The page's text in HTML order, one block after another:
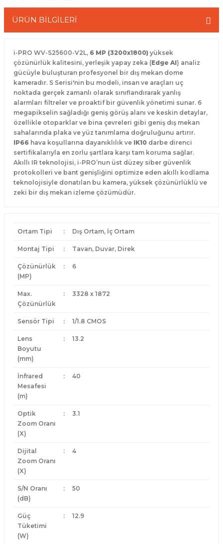
ÜRÜN BİLGİLERİ
i-PRO WV-S25600-V2L, 6 MP (3200x1800) yüksek
çözünürlük kalitesini, yerleşik yapay zeka (Edge AI) analiz
gücüyle buluşturan profesyonel bir dış mekan dome
kameradır. S Serisi'nin bu modeli, insan ve araçları uç
noktada gerçek zamanlı olarak sınıflandırarak yanlış
alarmları filtreler ve proaktif bir güvenlik yönetimi sunar. 6
megapikselin sağladığı geniş görüş alanı ve keskin detaylar,
özellikle otoparklar ve bina çevreleri gibi geniş dış mekan
sahalarında plaka ve yüz tanımlama doğruluğunu artırır.
IP66 hava koşullarına dayanıklılık ve IK10 darbe direnci
sertifikalarıyla en zorlu şartlara karşı tam koruma sağlar.
Akıllı IR teknolojisi, i-PRO’nun üst düzey siber güvenlik
protokolleri ve bant genişliğini optimize eden akıllı kodlama
teknolojisiyle donatılan bu kamera, yüksek çözünürlüklü ve
zeki bir dış mekan izleme çözümüdür.
Ortam Tipi : Dış Ortam, İç Ortam
Montaj Tipi : Tavan, Duvar, Direk
Çözünürlük
(MP)
: 6
Max.
Çözünürlük
: 3328 x 1872
Sensör Tipi : 1/1.8 CMOS
Lens
Boyutu
(mm)
: 13.2
İnfrared
Mesafesi
(m)
: 40
Optik
Zoom Oranı
(X)
: 3.1
Dijital
Zoom Oranı
(X)
: 4
S/N Oranı
(dB)
: 50
Güç
Tüketimi
(W)
: 12.9